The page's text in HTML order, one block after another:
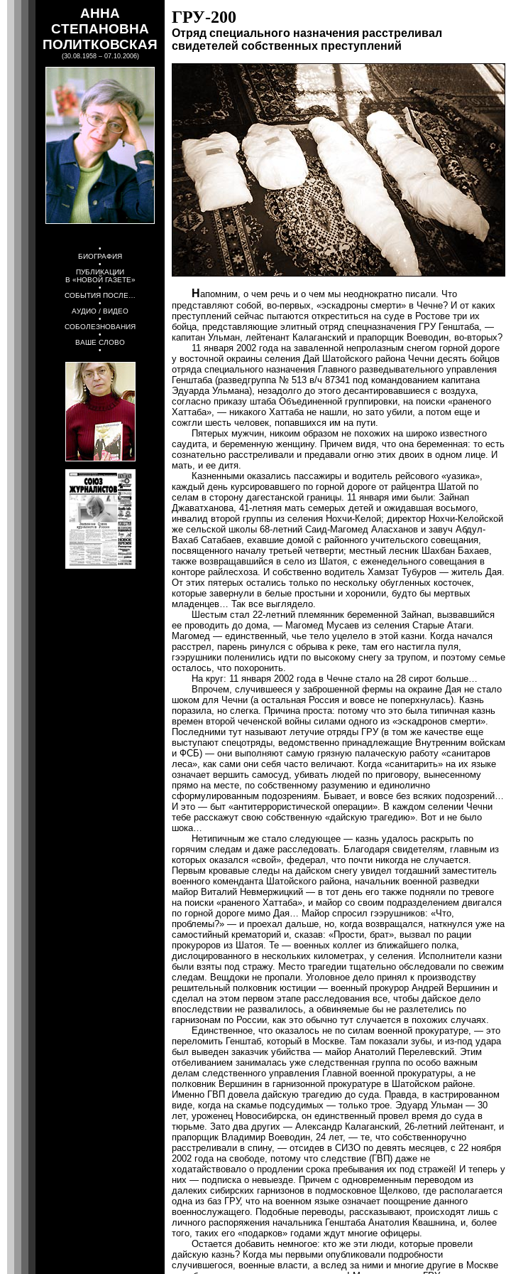
АННА
СТЕПАНОВНА
ПОЛИТКОВСКАЯ
(30.08.1958 – 07.10.2006)
•
БИОГРАФИЯ
•
ПУБЛИКАЦИИ
В «НОВОЙ ГАЗЕТЕ»
•
СОБЫТИЯ ПОСЛЕ…
•
АУДИО / ВИДЕО
•
СОБОЛЕЗНОВАНИЯ
•
ВАШЕ СЛОВО
•
ГРУ-200
Отряд специального назначения расстреливал
свидетелей собственных преступлений
Н апомним, о чем речь и о чем мы неоднократно писали. Что
представляют собой, во-первых, «эскадроны смерти» в Чечне? И от каких
преступлений сейчас пытаются откреститься на суде в Ростове три их
бойца, представляющие элитный отряд спецназначения ГРУ Генштаба, —
капитан Ульман, лейтенант Калаганский и прапорщик Воеводин, во-вторых?
11 января 2002 года на заваленной непролазным снегом горной дороге
у восточной окраины селения Дай Шатойского района Чечни десять бойцов
отряда специального назначения Главного разведывательного управления
Генштаба (разведгруппа № 513 в/ч 87341 под командованием капитана
Эдуарда Ульмана), незадолго до этого десантировавшиеся с воздуха,
согласно приказу штаба Объединенной группировки, на поиски «раненого
Хаттаба», — никакого Хаттаба не нашли, но зато убили, а потом еще и
сожгли шесть человек, попавшихся им на пути.
Пятерых мужчин, никоим образом не похожих на широко известного
саудита, и беременную женщину. Причем видя, что она беременная: то есть
сознательно расстреливали и предавали огню этих двоих в одном лице. И
мать, и ее дитя.
Казненными оказались пассажиры и водитель рейсового «уазика»,
каждый день курсировавшего по горной дороге от райцентра Шатой по
селам в сторону дагестанской границы. 11 января ими были: Зайнап
Джаватханова, 41-летняя мать семерых детей и ожидавшая восьмого,
инвалид второй группы из селения Нохчи-Келой; директор Нохчи-Келойской
же сельской школы 68-летний Саид-Магомед Аласханов и завуч Абдул-
Вахаб Сатабаев, ехавшие домой с районного учительского совещания,
посвященного началу третьей четверти; местный лесник Шахбан Бахаев,
также возвращавшийся в село из Шатоя, с еженедельного совещания в
конторе райлесхоза. И собственно водитель Хамзат Тубуров — житель Дая.
От этих пятерых остались только по нескольку обугленных косточек,
которые завернули в белые простыни и хоронили, будто бы мертвых
младенцев… Так все выглядело.
Шестым стал 22-летний племянник беременной Зайнап, вызвавшийся
ее проводить до дома, — Магомед Мусаев из селения Старые Атаги.
Магомед — единственный, чье тело уцелело в этой казни. Когда начался
расстрел, парень ринулся с обрыва к реке, там его настигла пуля,
гээрушники поленились идти по высокому снегу за трупом, и поэтому семье
осталось, что похоронить.
На круг: 11 января 2002 года в Чечне стало на 28 сирот больше…
Впрочем, случившееся у заброшенной фермы на окраине Дая не стало
шоком для Чечни (а остальная Россия и вовсе не поперхнулась). Казнь
поразила, но слегка. Причина проста: потому что это была типичная казнь
времен второй чеченской войны силами одного из «эскадронов смерти».
Последними тут называют летучие отряды ГРУ (в том же качестве еще
выступают спецотряды, ведомственно принадлежащие Внутренним войскам
и ФСБ) — они выполняют самую грязную палаческую работу «санитаров
леса», как сами они себя часто величают. Когда «санитарить» на их языке
означает вершить самосуд, убивать людей по приговору, вынесенному
прямо на месте, по собственному разумению и единолично
сформулированным подозрениям. Бывает, и вовсе без всяких подозрений…
И это — быт «антитеррористической операции». В каждом селении Чечни
тебе расскажут свою собственную «дайскую трагедию». Вот и не было
шока…
Нетипичным же стало следующее — казнь удалось раскрыть по
горячим следам и даже расследовать. Благодаря свидетелям, главным из
которых оказался «свой», федерал, что почти никогда не случается.
Первым кровавые следы на дайском снегу увидел тогдашний заместитель
военного коменданта Шатойского района, начальник военной разведки
майор Виталий Невмержицкий — в тот день его также подняли по тревоге
на поиски «раненого Хаттаба», и майор со своим подразделением двигался
по горной дороге мимо Дая… Майор спросил гээрушников: «Что,
проблемы?» — и проехал дальше, но, когда возвращался, наткнулся уже на
самостийный крематорий и, сказав: «Прости, брат», вызвал по рации
прокуроров из Шатоя. Те — военных коллег из ближайшего полка,
дислоцированного в нескольких километрах, у селения. Исполнители казни
были взяты под стражу. Место трагедии тщательно обследовали по свежим
следам. Вещдоки не пропали. Уголовное дело принял к производству
решительный полковник юстиции — военный прокурор Андрей Вершинин и
сделал на этом первом этапе расследования все, чтобы дайское дело
впоследствии не развалилось, а обвиняемые бы не разлетелись по
гарнизонам по России, как это обычно тут случается в похожих случаях.
Единственное, что оказалось не по силам военной прокуратуре, — это
переломить Генштаб, который в Москве. Там показали зубы, и из-под удара
был выведен заказчик убийства — майор Анатолий Перелевский. Этим
отбеливанием занималась уже следственная группа по особо важным
делам следственного управления Главной военной прокуратуры, а не
полковник Вершинин в гарнизонной прокуратуре в Шатойском районе.
Именно ГВП довела дайскую трагедию до суда. Правда, в кастрированном
виде, когда на скамье подсудимых — только трое. Эдуард Ульман — 30
лет, уроженец Новосибирска, он единственный провел время до суда в
тюрьме. Зато два других — Александр Калаганский, 26-летний лейтенант, и
прапорщик Владимир Воеводин, 24 лет, — те, что собственноручно
расстреливали в спину, — отсидев в СИЗО по девять месяцев, с 22 ноября
2002 года на свободе, потому что следствие (ГВП) даже не
ходатайствовало о продлении срока пребывания их под стражей! И теперь у
них — подписка о невыезде. Причем с одновременным переводом из
далеких сибирских гарнизонов в подмосковное Щелково, где располагается
одна из баз ГРУ, что на военном языке означает поощрение данного
военнослужащего. Подобные переводы, рассказывают, происходят лишь с
личного распоряжения начальника Генштаба Анатолия Квашнина, и, более
того, таких его «подарков» годами ждут многие офицеры.
Остается добавить немногое: кто же эти люди, которые провели
дайскую казнь? Когда мы первыми опубликовали подробности
случившегося, военные власти, а вслед за ними и многие другие в Москве